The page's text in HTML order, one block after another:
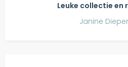
Leuke collectie en
Janine